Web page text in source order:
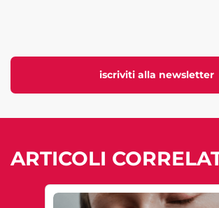
iscriviti alla newsletter
ARTICOLI